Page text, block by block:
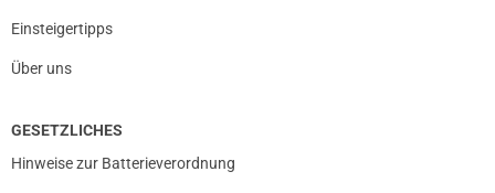
Einsteigertipps
Über uns
GESETZLICHES
Hinweise zur Batterieverordnung